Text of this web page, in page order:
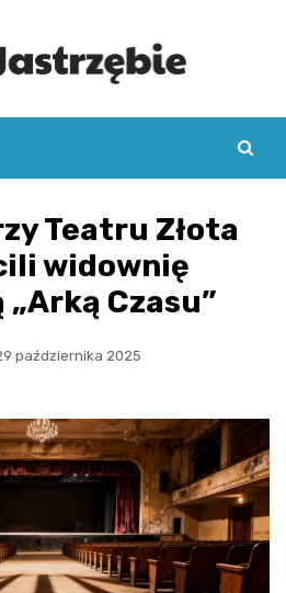
Teatru Złota
widownię
Czasu”
października 2025